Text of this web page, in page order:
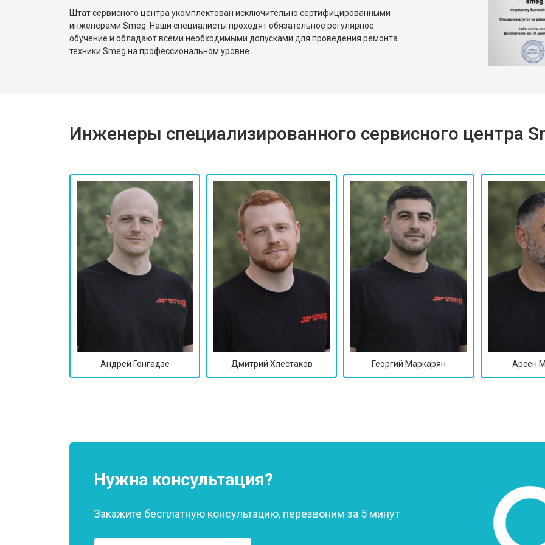
Штат сервисного центра укомплектован исключительно сертифицированными
инженерами Smeg. Наши специалисты проходят обязательное регулярное
обучение и обладают всеми необходимыми допусками для проведения ремонта
техники Smeg на профессиональном уровне.
Инженеры специализированного сервисного центра
Андрей Гонгадзе Дмитрий Хлестаков Георгий Маркарян Арсен
Нужна консультация?
Закажите бесплатную консультацию, перезвоним за 5 минут